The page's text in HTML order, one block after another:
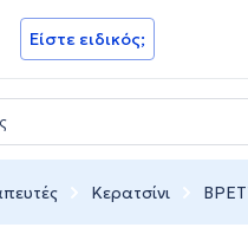
Είστε ειδικός;
Κερατσίνι